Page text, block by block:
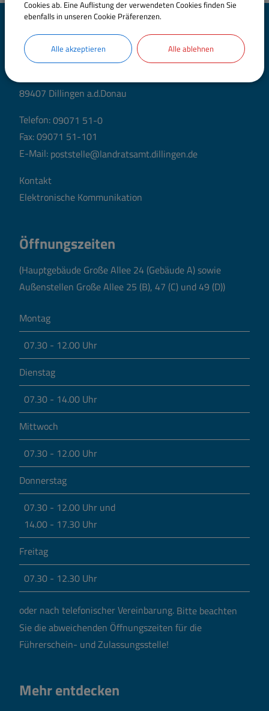
Landratsamt Dillingen
a.d.Donau
89407 Dillingen a.d.Donau
Telefon:09071 51-0
Fax: 09071 51-101
E-Mail: poststelle@landratsamt.dillingen.de
Kontakt
Elektronische Kommunikation
Öffnungszeiten
(Hauptgebäude Große Allee 24 (Gebäude A) sowie
Außenstellen Große Allee 25 (B), 47 (C) und 49 (D))
Montag
07.30 - 12.00 Uhr
Dienstag
07.30 - 14.00 Uhr
Mittwoch
07.30 - 12.00 Uhr
Donnerstag
07.30 - 12.00 Uhr und
14.00 - 17.30 Uhr
Freitag
07.30 - 12.30 Uhr
oder nach telefonischer Vereinbarung. Bitte beachten
Sie die abweichenden Öffnungszeiten für die
Führerschein- und Zulassungsstelle!
Mehr entdecken
Cookies ab. Eine Auflistung der verwendeten Cookies finden Sie
ebenfalls in unseren Cookie Präferenzen.
Alle akzeptieren Alle ablehnen